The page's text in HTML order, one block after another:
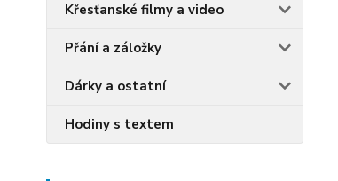
Křesťanské filmy a video
Přání a záložky
Dárky a ostatní
Hodiny s textem